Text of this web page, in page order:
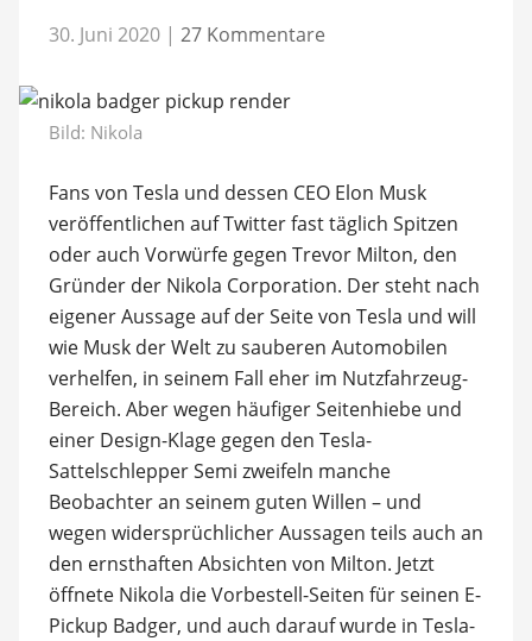
30. Juni 2020 | 27 Kommentare
Bild: Nikola
Fans von Tesla und dessen CEO Elon Musk
veröffentlichen auf Twitter fast täglich Spitzen
oder auch Vorwürfe gegen Trevor Milton, den
Gründer der Nikola Corporation. Der steht nach
eigener Aussage auf der Seite von Tesla und will
wie Musk der Welt zu sauberen Automobilen
verhelfen, in seinem Fall eher im Nutzfahrzeug-
Bereich. Aber wegen häufiger Seitenhiebe und
einer Design-Klage gegen den Tesla-
Sattelschlepper Semi zweifeln manche
Beobachter an seinem guten Willen – und
wegen widersprüchlicher Aussagen teils auch an
den ernsthaften Absichten von Milton. Jetzt
öffnete Nikola die Vorbestell-Seiten für seinen E-
Pickup Badger, und auch darauf wurde in Tesla-